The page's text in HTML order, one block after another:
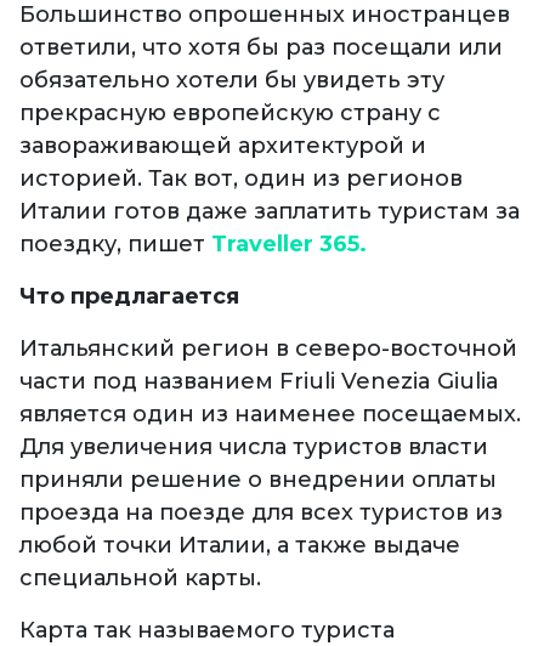
Большинство опрошенных иностранцев
ответили, что хотя бы раз посещали или
обязательно хотели бы увидеть эту
прекрасную европейскую страну с
завораживающей архитектурой и
историей. Так вот, один из регионов
Италии готов даже заплатить туристам за
поездку, пишет Traveller 365.
Что предлагается
Итальянский регион в северо-восточной
части под названием Friuli Venezia Giulia
является один из наименее посещаемых.
Для увеличения числа туристов власти
приняли решение о внедрении оплаты
проезда на поезде для всех туристов из
любой точки Италии, а также выдаче
специальной карты.
Карта так называемого туриста